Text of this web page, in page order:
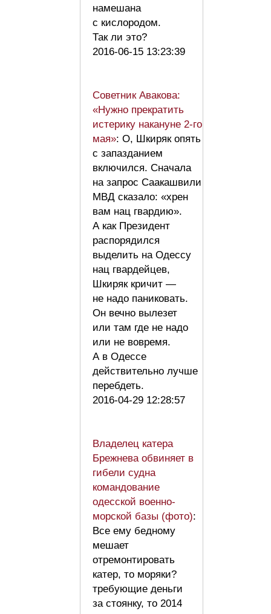
намешана
с кислородом.
Так ли это?
2016-06-15 13:23:39
Советник Авакова:
«Нужно прекратить
истерику накануне 2-го
мая»: О, Шкиряк опять
с запазданием
включился. Сначала
на запрос Саакашвили
МВД сказало: «хрен
вам нац гвардию».
А как Президент
распорядился
выделить на Одессу
нац гвардейцев,
Шкиряк кричит —
не надо паниковать.
Он вечно вылезет
или там где не надо
или не вовремя.
А в Одессе
действительно лучше
перебдеть.
2016-04-29 12:28:57
Владелец катера
Брежнева обвиняет в
гибели судна
командование
одесской военно-
морской базы (фото):
Все ему бедному
мешает
отремонтировать
катер, то моряки?
требующие деньги
за стоянку, то 2014